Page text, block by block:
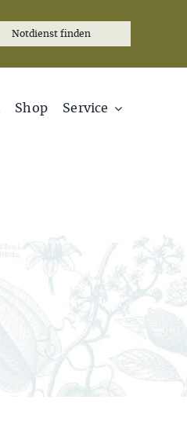
Notdienst finden
Shop Service